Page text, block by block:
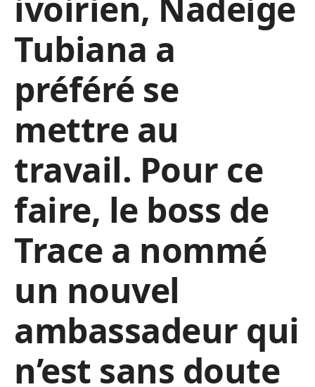
Tubiana a
préféré se
mettre au
travail. Pour ce
faire, le boss de
Trace a nommé
un nouvel
ambassadeur qui
n’est sans doute